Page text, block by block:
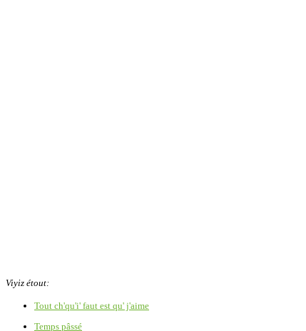
Viyiz étout:
Tout ch'qu'i' faut est qu' j'aime
Temps pâssé